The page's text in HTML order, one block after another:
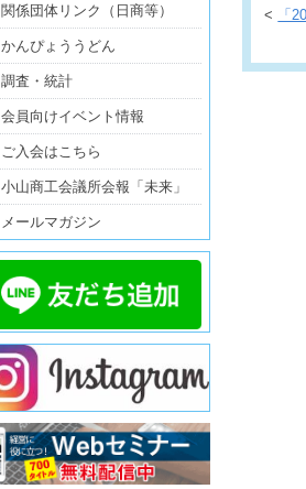
< 「
関係団体リンク（日商等）
かんぴょううどん
調査・統計
会員向けイベント情報
ご入会はこちら
小山商工会議所会報「未来」
メールマガジン